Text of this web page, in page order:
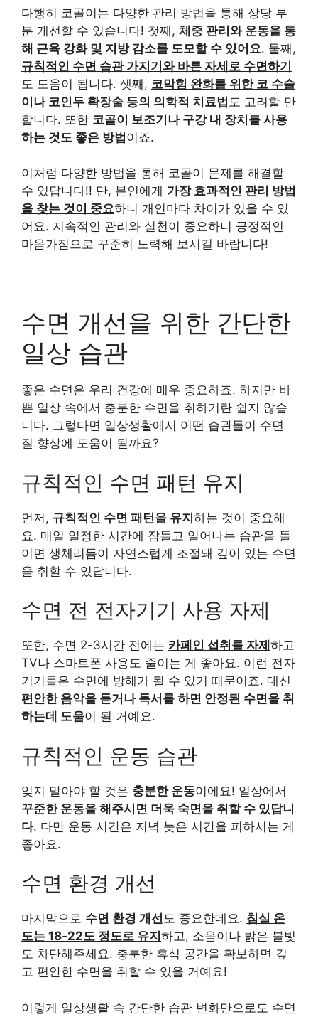
다행히 코골이는 다양한 관리 방법을 통해 상당 부
분 개선할 수 있습니다! 첫째, 체중 관리와 운동을 통
해 근육 강화 및 지방 감소를 도모할 수 있어요. 둘째,
규칙적인 수면 습관 가지기와 바른 자세로 수면하기
도 도움이 됩니다. 셋째, 코막힘 완화를 위한 코 수술
이나 코인두 확장술 등의 의학적 치료법 도 고려할 만
합니다. 또한 코골이 보조기나 구강 내 장치를 사용
하는 것도 좋은 방법이죠.
이처럼 다양한 방법을 통해 코골이 문제를 해결할
수 있답니다!! 단, 본인에게 가장 효과적인 관리 방법
을 찾는 것이 중요하니 개인마다 차이가 있을 수 있
어요. 지속적인 관리와 실천이 중요하니 긍정적인
마음가짐으로 꾸준히 노력해 보시길 바랍니다!
수면 개선을 위한 간단한
일상 습관
좋은 수면은 우리 건강에 매우 중요하죠. 하지만 바
쁜 일상 속에서 충분한 수면을 취하기란 쉽지 않습
니다. 그렇다면 일상생활에서 어떤 습관들이 수면
질 향상에 도움이 될까요?
규칙적인 수면 패턴 유지
먼저, 규칙적인 수면 패턴을 유지하는 것이 중요해
요. 매일 일정한 시간에 잠들고 일어나는 습관을 들
이면 생체리듬이 자연스럽게 조절돼 깊이 있는 수면
을 취할 수 있답니다.
수면 전 전자기기 사용 자제
또한, 수면 2-3시간 전에는 카페인 섭취를 자제 하고
TV나 스마트폰 사용도 줄이는 게 좋아요. 이런 전자
기기들은 수면에 방해가 될 수 있기 때문이죠. 대신
편안한 음악을 듣거나 독서를 하면 안정된 수면을 취
하는데 도움이 될 거예요.
규칙적인 운동 습관
잊지 말아야 할 것은 충분한 운동이에요! 일상에서
꾸준한 운동을 해주시면 더욱 숙면을 취할 수 있답니
다. 다만 운동 시간은 저녁 늦은 시간을 피하시는 게
좋아요.
수면 환경 개선
마지막으로 수면 환경 개선도 중요한데요. 침실 온
도는 18-22도 정도로 유지 하고, 소음이나 밝은 불빛
도 차단해주세요. 충분한 휴식 공간을 확보하면 깊
고 편안한 수면을 취할 수 있을 거예요!
이렇게 일상생활 속 간단한 습관 변화만으로도 수면